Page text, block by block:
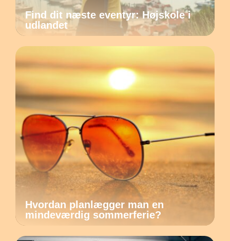
Find dit næste eventyr: Højskole i
udlandet
Hvordan planlægger man en
mindeværdig sommerferie?